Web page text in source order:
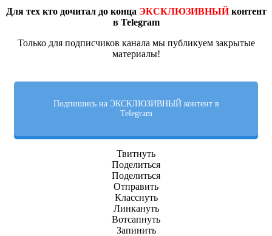
Для тех кто дочитал до конца ЭКСКЛЮЗИВНЫЙконтент
в Telegram
Только для подписчиков канала мы публикуем закрытые
материалы!
Подпишись на ЭКСКЛЮЗИВНЫЙ контент в
Telegram
Твитнуть
Поделиться
Поделиться
Отправить
Класснуть
Линкануть
Вотсапнуть
Запинить